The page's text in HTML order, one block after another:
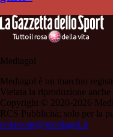
Mediagol
Mediagol è un marchio
Vietata la riproduzione anche
Copyright © 2020-2026
RCS Pubblicità; solo per la
redazione@mediagol.it